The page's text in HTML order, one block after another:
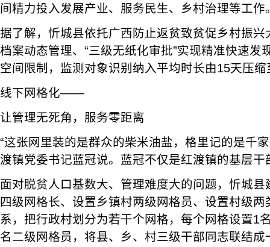
间精力投入发展产业、服务民生、乡村治理等工作
据了解，忻城县依托广西防止返贫致贫促乡村振
档案动态管理、“三级无纸化审批”实现精准快速发
空间限制，监测对象识别纳入平均时长由15天压缩
线下网格化——
让管理无死角，服务零距离
“这张网里装的是群众的柴米油盐，格里记的是千
渡镇党委书记蓝冠说。蓝冠不仅是红渡镇的基层
面对脱贫人口基数大、管理难度大的问题，忻城县
四级网格长、设置乡镇村两级网格员、设置村级
系，把行政村划分为若干个网格，每个网格设置1
名二级网格员，将县、乡、村三级干部同志联结